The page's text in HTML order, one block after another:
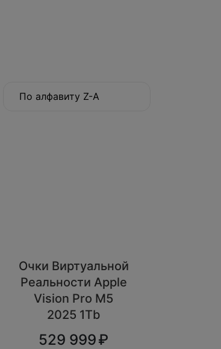
По алфавиту Z-A
Очки Виртуальной
Реальности Apple
Vision Pro M5
2025 1Tb
529 999